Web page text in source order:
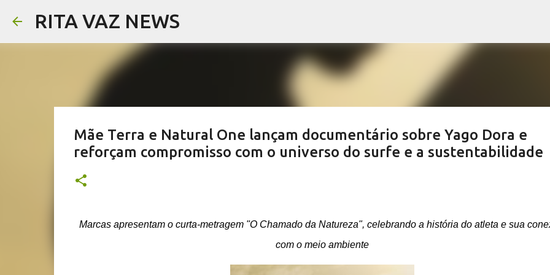
RITA VAZ NEWS
Mãe Terra e Natural One lançam documentário sobre Yago Dora e
reforçam compromisso com o universo do surfe e a sustentabilidade
Marcas apresentam o curta-metragem "O Chamado da Natureza", celebrando a história do atleta e sua
com o meio ambiente